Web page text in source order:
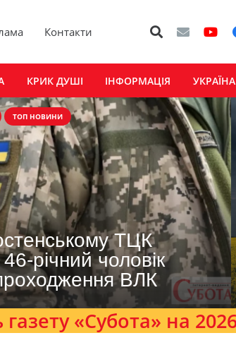
Контакти
КРИК ДУШІ ІНФОРМАЦІЯ УКРАЇНА
ТОП НОВИНИ
ТЦК
річний чоловік
ВЛК
«Субота» на